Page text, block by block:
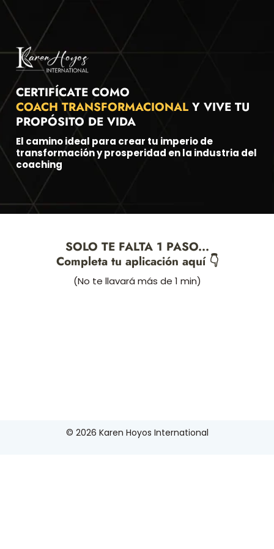
CERTIFÍCATE COMO
COACH TRANSFORMACIONAL Y VIVE TU
PROPÓSITO DE VIDA
El camino ideal para crear tu imperio de
transformación y prosperidad en la industria del
coaching
SOLO TE FALTA 1 PASO...
Completa tu aplicación aquí 👇
(No te llavará más de 1 min)
© 2026 Karen Hoyos International